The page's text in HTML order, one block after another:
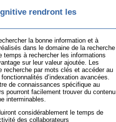
rendront les
la bonne information et à
dans le domaine de la recherche
à rechercher les informations
sur leur valeur ajoutée. Les
recherche par mots clés et accéder au
d’indexation avancées.
de connaissances spécifique au
pourront facilement trouver du contenu
interminables.
considérablement le temps de
des collaborateurs